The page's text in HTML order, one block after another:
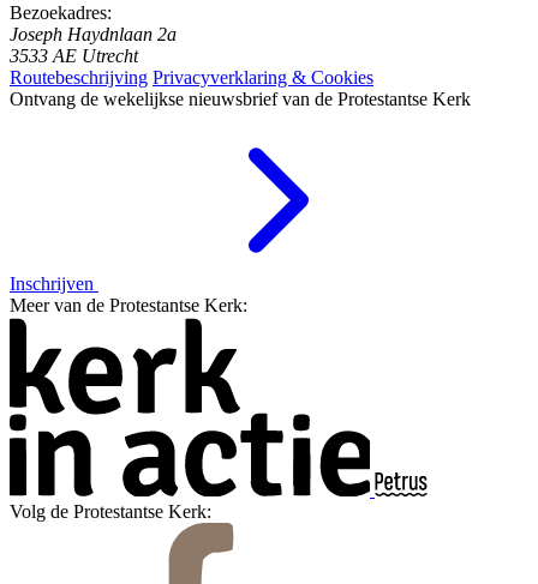
Bezoekadres:
Joseph Haydnlaan 2a
3533 AE Utrecht
Routebeschrijving Privacyverklaring & Cookies
Ontvang de wekelijkse nieuwsbrief van de Protestantse Kerk
Inschrijven
Meer van de Protestantse Kerk:
Volg de Protestantse Kerk: